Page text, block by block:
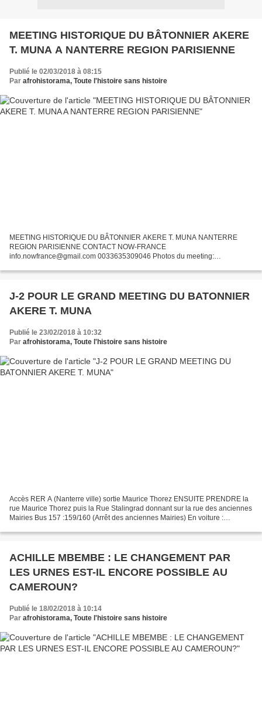
MEETING HISTORIQUE DU BÂTONNIER AKERE
T. MUNA A NANTERRE REGION PARISIENNE
Publié le 02/03/2018 à 08:15
Par afrohistorama, Toute l'histoire sans histoire
MEETING HISTORIQUE DU BÂTONNIER AKERE T. MUNA NANTERRE
REGION PARISIENNE CONTACT NOW-FRANCE
info.nowfrance@gmail.com 0033635309046 Photos du meeting:
tab=album&album_id=1690113844380836
J-2 POUR LE GRAND MEETING DU BATONNIER
AKERE T. MUNA
Publié le 23/02/2018 à 10:32
Par afrohistorama, Toute l'histoire sans histoire
Accès RER A (Nanterre ville) sortie Maurice Thorez ENSUITE PRENDRE la
rue Maurice Thorez puis la Rue Stalingrad donnant sur la rue des anciennes
Mairies Bus 157 :159/160 (Arrêt des anciennes Mairies) En voiture :
ACHILLE MBEMBE : LE CHANGEMENT PAR
LES URNES EST-IL ENCORE POSSIBLE AU
CAMEROUN?
Publié le 18/02/2018 à 10:14
Par afrohistorama, Toute l'histoire sans histoire